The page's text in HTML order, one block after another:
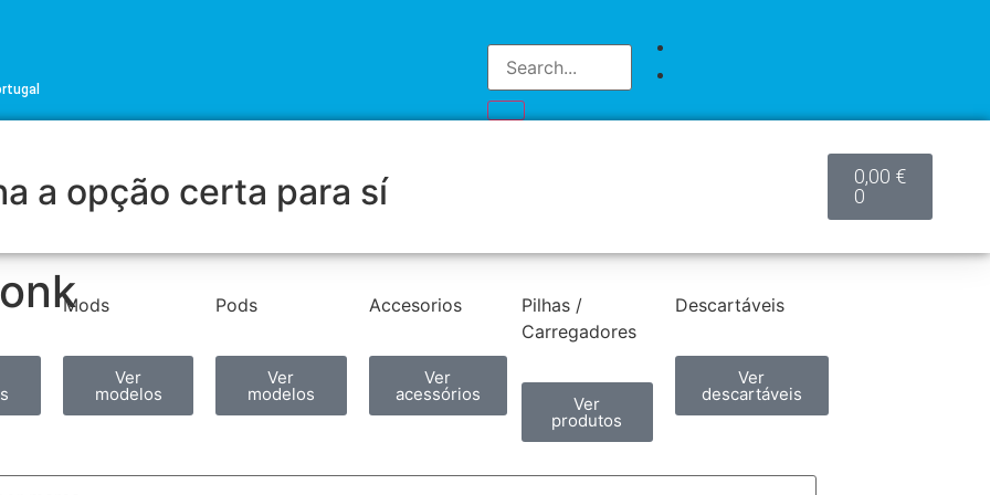
a opção certa para sí
Mods
Ver
modelos
Pods
Ver
modelos
Accesorios
Ver
acessórios
Pilhas /
Carregadores
Ver
produtos
Descartáveis
Ver
descartáveis
0,00 €
0